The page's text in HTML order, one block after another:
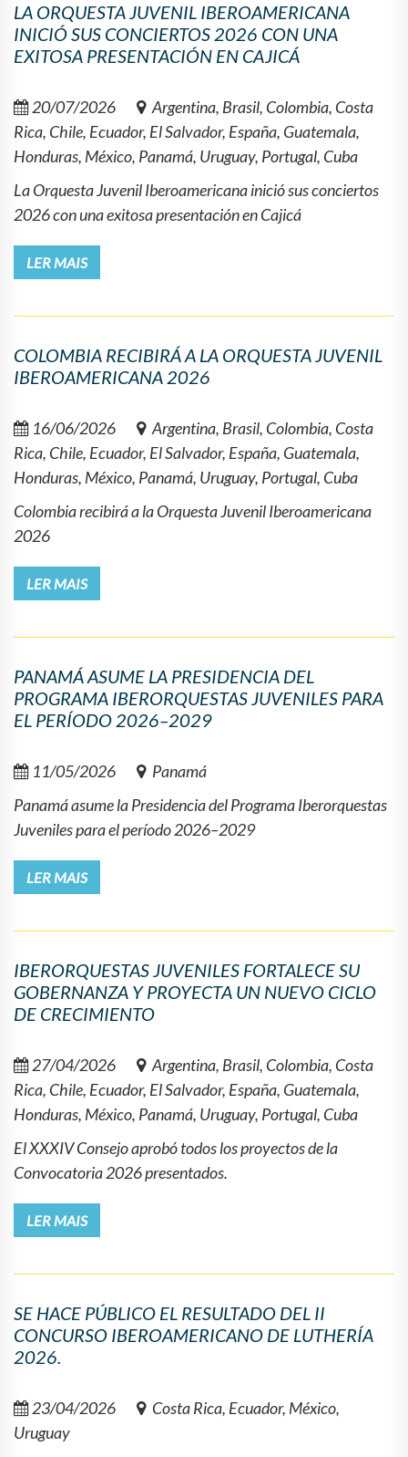
LA ORQUESTA JUVENIL IBEROAMERICANA
INICIÓ SUS CONCIERTOS 2026 CON UNA
EXITOSA PRESENTACIÓN EN CAJICÁ
20/07/2026
Argentina, Brasil, Colombia, Costa
Rica, Chile, Ecuador, El Salvador, España, Guatemala,
Honduras, México, Panamá, Uruguay, Portugal, Cuba
La Orquesta Juvenil Iberoamericana inició sus conciertos
2026 con una exitosa presentación en Cajicá
LER MAIS
COLOMBIA RECIBIRÁ A LA ORQUESTA JUVENIL
IBEROAMERICANA 2026
16/06/2026
Argentina, Brasil, Colombia, Costa
Rica, Chile, Ecuador, El Salvador, España, Guatemala,
Honduras, México, Panamá, Uruguay, Portugal, Cuba
Colombia recibirá a la Orquesta Juvenil Iberoamericana
2026
LER MAIS
PANAMÁ ASUME LA PRESIDENCIA DEL
PROGRAMA IBERORQUESTAS JUVENILES PARA
EL PERÍODO 2026–2029
11/05/2026
Panamá
Panamá asume la Presidencia del Programa Iberorquestas
Juveniles para el período 2026–2029
LER MAIS
IBERORQUESTAS JUVENILES FORTALECE SU
GOBERNANZA Y PROYECTA UN NUEVO CICLO
DE CRECIMIENTO
27/04/2026
Argentina, Brasil, Colombia, Costa
Rica, Chile, Ecuador, El Salvador, España, Guatemala,
Honduras, México, Panamá, Uruguay, Portugal, Cuba
El XXXIV Consejo aprobó todos los proyectos de la
Convocatoria 2026 presentados.
LER MAIS
SE HACE PÚBLICO EL RESULTADO DEL II
CONCURSO IBEROAMERICANO DE LUTHERÍA
2026.
23/04/2026
Costa Rica, Ecuador, México,
Uruguay